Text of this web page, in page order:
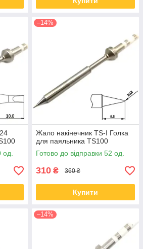
од.
–14%
Жало накінечник TS-I Голка
для паяльника TS100
Готово до відправки 52 од.
310 ₴ 360 ₴
Купити
–14%